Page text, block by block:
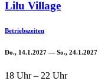
Lilu Village
Betriebszeiten
Do., 14.1.2027 — So., 24.1.2027
18 Uhr – 22 Uhr